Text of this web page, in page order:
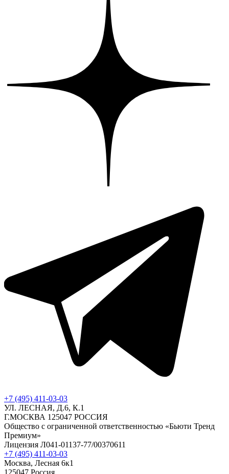
+7 (495) 411-03-03
УЛ. ЛЕСНАЯ, Д.6, К.1
Г.МОСКВА 125047 РОССИЯ
Общество с ограниченной ответственностью «Бьюти Тренд
Премиум»
Лицензия Л041-01137-77/00370611
+7 (495) 411-03-03
Москва, Лесная 6к1
125047 Россия